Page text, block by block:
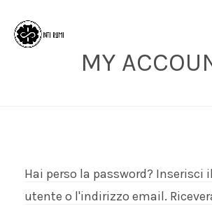
MY
Hai perso la password? Inserisci
utente o l'indirizzo email.